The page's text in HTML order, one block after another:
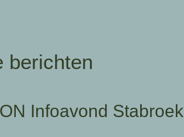
berichten
Infoavond Stabroek